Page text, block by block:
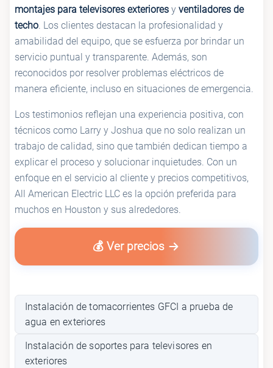
montajes para televisores exteriores y ventiladores de
techo . Los clientes destacan la profesionalidad y
amabilidad del equipo, que se esfuerza por brindar un
servicio puntual y transparente. Además, son
reconocidos por resolver problemas eléctricos de
manera eficiente, incluso en situaciones de emergencia.
Los testimonios reflejan una experiencia positiva, con
técnicos como Larry y Joshua que no solo realizan un
trabajo de calidad, sino que también dedican tiempo a
explicar el proceso y solucionar inquietudes. Con un
enfoque en el servicio al cliente y precios competitivos,
All American Electric LLC es la opción preferida para
muchos en Houston y sus alrededores.
💰 Ver precios
Instalación de tomacorrientes GFCI a prueba de
agua en exteriores
Instalación de soportes para televisores en
exteriores